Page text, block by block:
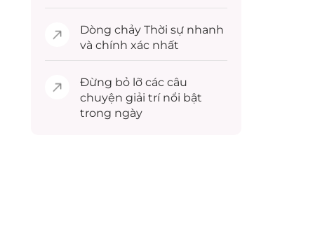
Dòng chảy Thời sự nhanh
và chính xác nhất
Đừng bỏ lỡ các câu
chuyện giải trínổi bật
trong ngày